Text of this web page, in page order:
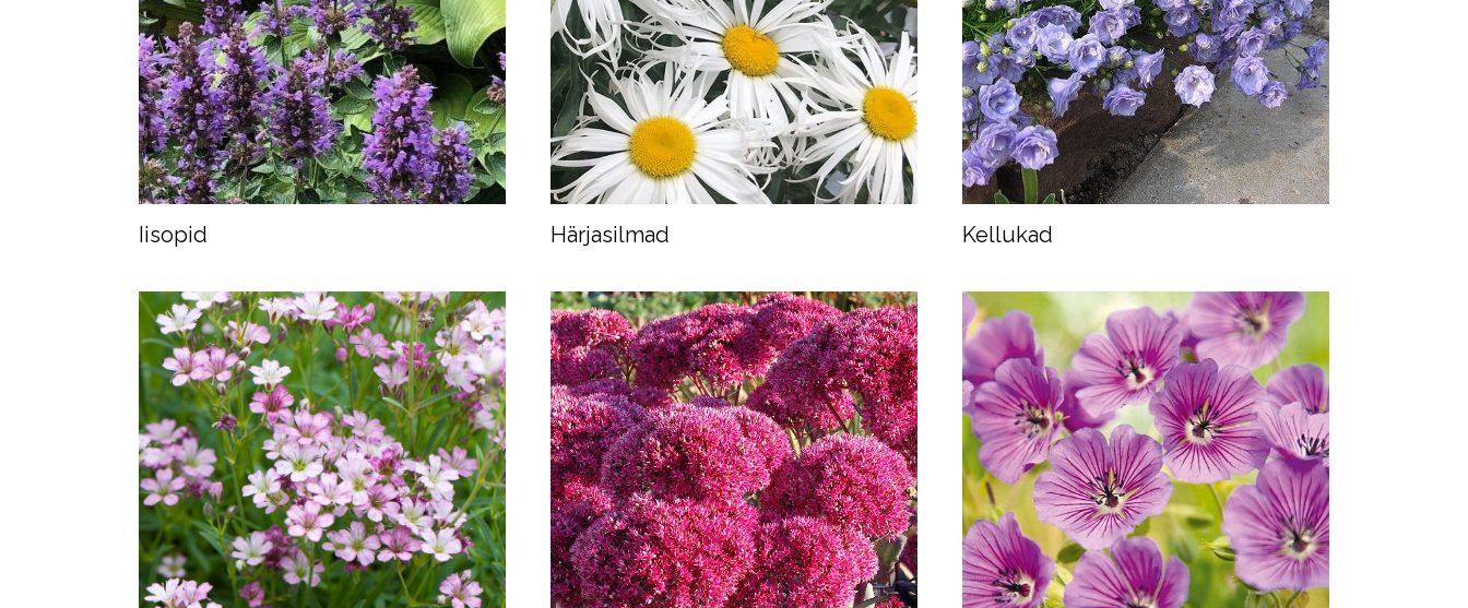
Iisopid Härjasilmad Kellukad